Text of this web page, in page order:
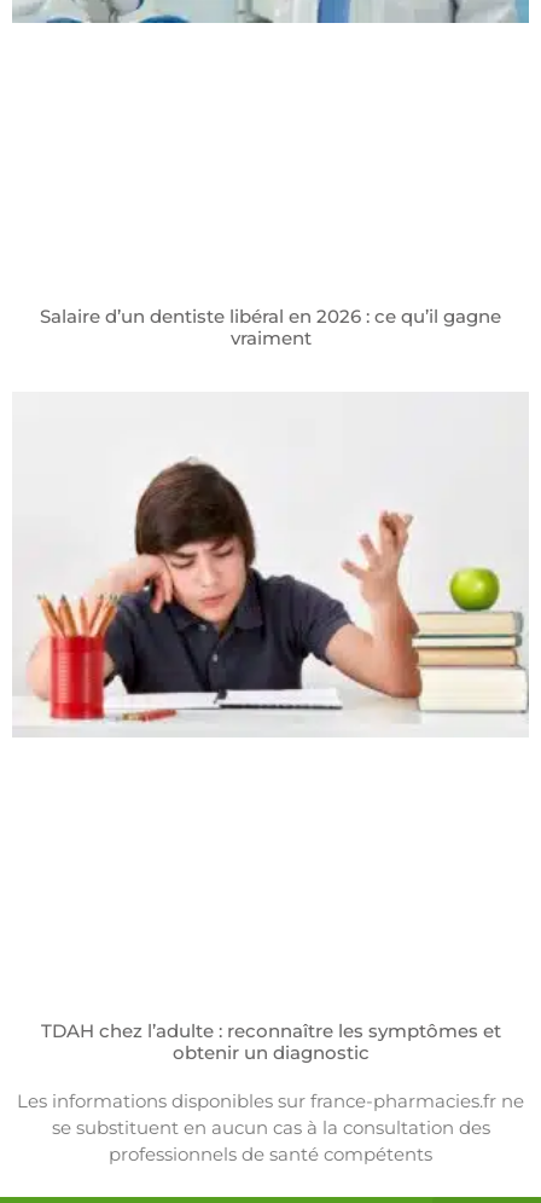
Salaire d’un dentiste libéral en 2026 : ce qu’il gagne
vraiment
TDAH chez l’adulte : reconnaître les symptômes et
obtenir un diagnostic
Les informations disponibles sur france-pharmacies.fr ne
se substituent en aucun cas à la consultation des
professionnels de santé compétents